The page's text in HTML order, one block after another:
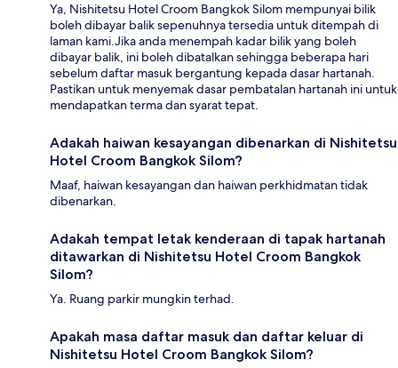
Ya, Nishitetsu Hotel Croom Bangkok Silom mempunyai bilik
boleh dibayar balik sepenuhnya tersedia untuk ditempah di
laman kami.Jika anda menempah kadar bilik yang boleh
dibayar balik, ini boleh dibatalkan sehingga beberapa hari
sebelum daftar masuk bergantung kepada dasar hartanah.
Pastikan untuk menyemak dasar pembatalan hartanah ini untuk
mendapatkan terma dan syarat tepat.
Adakah haiwan kesayangan dibenarkan di Nishitetsu
Hotel Croom Bangkok Silom?
Maaf, haiwan kesayangan dan haiwan perkhidmatan tidak
dibenarkan.
Adakah tempat letak kenderaan di tapak hartanah
ditawarkan di Nishitetsu Hotel Croom Bangkok
Silom?
Ya. Ruang parkir mungkin terhad.
Apakah masa daftar masuk dan daftar keluar di
Nishitetsu Hotel Croom Bangkok Silom?